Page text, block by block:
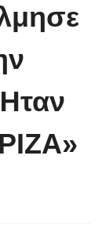
το